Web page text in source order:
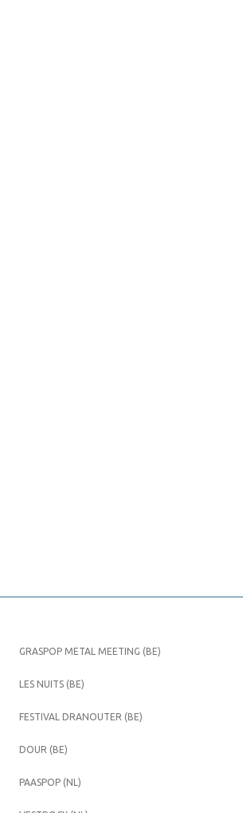
GRASPOP METAL MEETING (BE)
LES NUITS (BE)
FESTIVAL DRANOUTER (BE)
DOUR (BE)
PAASPOP (NL)